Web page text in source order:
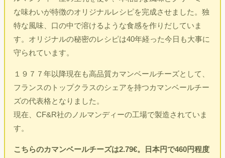
な味わいが特徴のオリジナルレシピを完成させました。独
特な風味、口の中で溶けるような食感を作りだしていま
す。オリジナルの秘密のレシピは40年経った今日も大事に
守られています。
１９７７年以降現在も高品質カマンベールチーズとして、
フランスのトップクラスのシェアを持つカマンベールチー
ズの代表格となりました。
現在、CF&R社のノルマンディーの工場で製造されていま
す。
こちらのカマンベールチーズは2.79€。日本円で460円程度